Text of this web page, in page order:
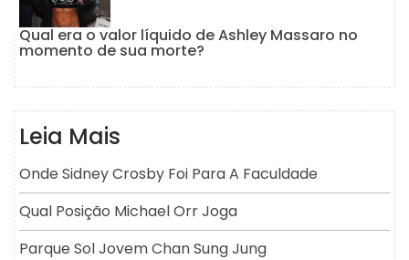
Qual era o valor líquido de Ashley Massaro no
momento de sua morte?
Leia Mais
Onde Sidney Crosby Foi Para A Faculdade
Qual Posição Michael Orr Joga
Parque Sol Jovem Chan Sung Jung